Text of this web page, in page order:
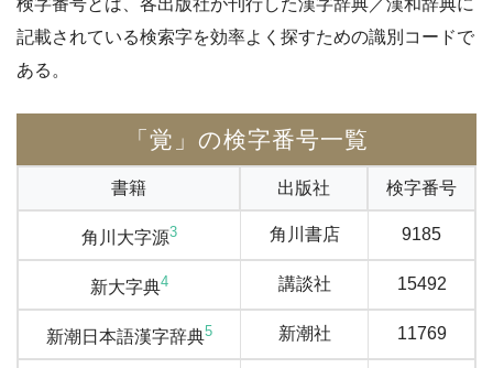
記載されている検索字を効率よく探すための識別コードで
ある。
「覚」の検字番号一覧
書籍 出版社 検字番号
角川大字源3 角川書店 9185
新大字典4 講談社 15492
新潮日本語漢字辞典5 新潮社 11769